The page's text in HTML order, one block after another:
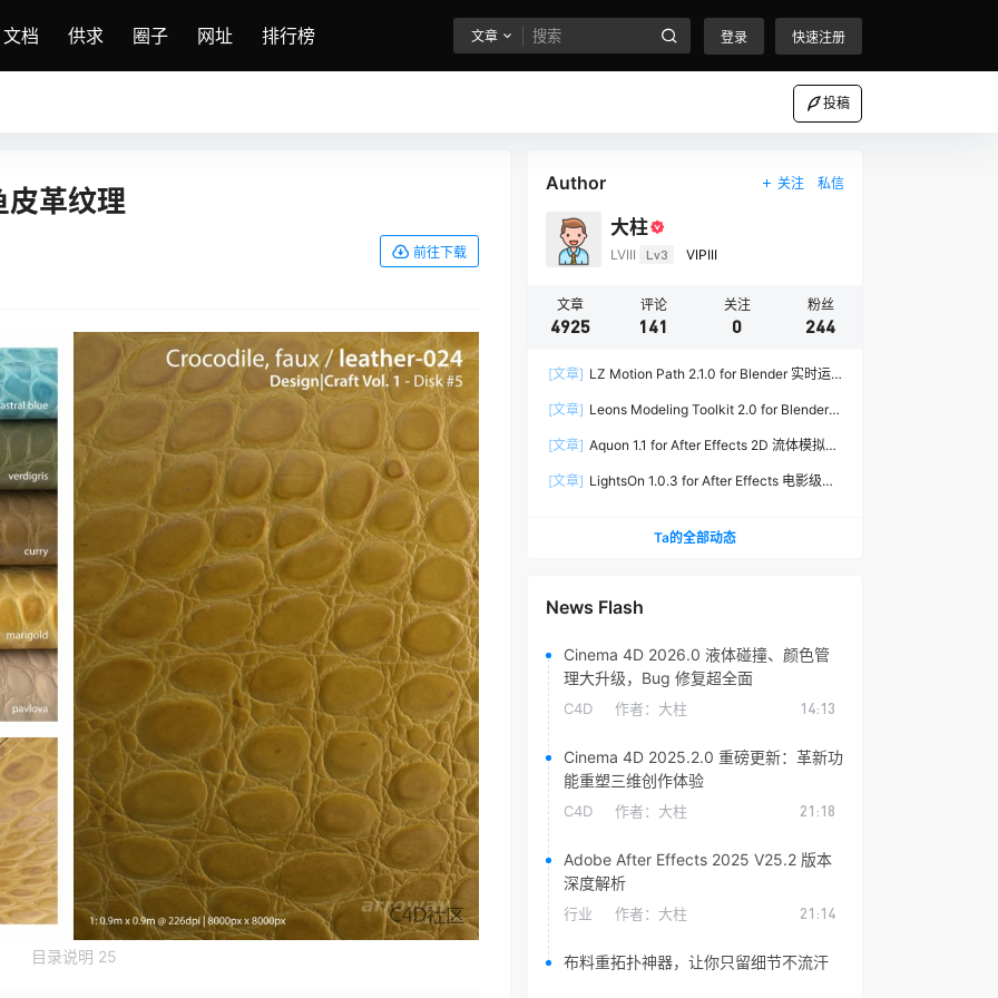
文档 供求 圈子 网址 排行榜 文章 登录 快速注册
投稿
革纹理
前往下载
目录说明 25
Author 关注 私信
大柱
LVIII Lv3 VIPIII
文章
4925
评论
141
关注
0
粉丝
244
[文章] LZ Motion Path 2.1.0 for Blender 实时运
[文章] Leons Modeling Toolkit 2.0 for Blender
[文章] Aquon 1.1 for After Effects 2D 流体模拟插
[文章] LightsOn 1.0.3 for After Effects 电影级镜
Ta的全部动态
News Flash
Cinema 4D 2026.0 液体碰撞、颜色管
理大升级，Bug 修复超全面
C4D 作者： 大柱 14:13
Cinema 4D 2025.2.0 重磅更新：革新功
能重塑三维创作体验
C4D 作者： 大柱 21:18
Adobe After Effects 2025 V25.2 版本
深度解析
行业 作者： 大柱 21:14
布料重拓扑神器，让你只留细节不流汗